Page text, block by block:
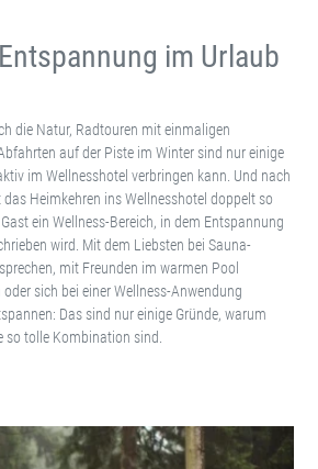
im Urlaub
die Natur, Radtouren mit einmaligen
auf der Piste im Winter sind nur einige
im Wellnesshotel verbringen kann. Und nach
Heimkehren ins Wellnesshotel doppelt so
ein Wellness-Bereich, in dem Entspannung
wird. Mit dem Liebsten bei Sauna-
mit Freunden im warmen Pool
sich bei einer Wellness-Anwendung
Das sind nur einige Gründe, warum
so tolle Kombination sind.